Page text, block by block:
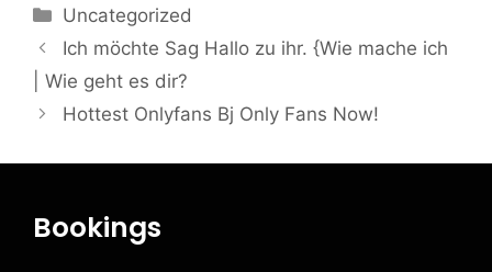
Uncategorized
Ich möchte Sag Hallo zu ihr. {Wie mache ich
| Wie geht es dir?
Hottest Onlyfans Bj Only Fans Now!
Bookings